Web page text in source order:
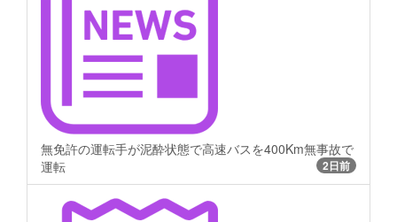
無免許の運転手が泥酔状態で高速バスを400Km無事故で
運転
2日前